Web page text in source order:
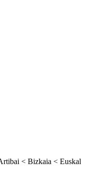
< Bizkaia < Euskal